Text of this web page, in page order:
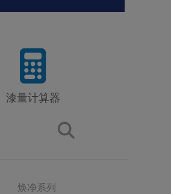
漆量计算器
焕净系列